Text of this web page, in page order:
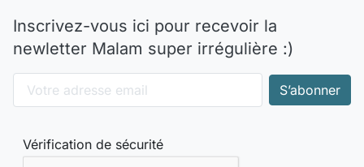
Inscrivez-vous ici pour recevoir la
newletter Malam super irrégulière :)
Vérification de sécurité